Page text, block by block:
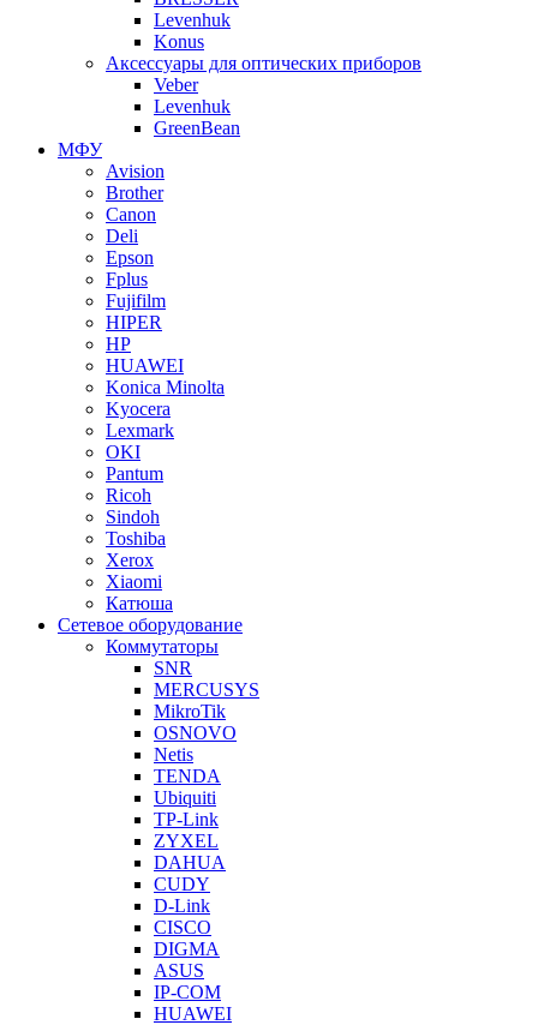
Levenhuk
Konus
Аксессуары для оптических приборов
Veber
Levenhuk
GreenBean
МФУ
Avision
Brother
Canon
Deli
Epson
Fplus
Fujifilm
HIPER
HP
HUAWEI
Konica Minolta
Kyocera
Lexmark
OKI
Pantum
Ricoh
Sindoh
Toshiba
Xerox
Xiaomi
Катюша
Сетевое оборудование
Коммутаторы
SNR
MERCUSYS
MikroTik
OSNOVO
Netis
TENDA
Ubiquiti
TP-Link
ZYXEL
DAHUA
CUDY
D-Link
CISCO
DIGMA
ASUS
IP-COM
HUAWEI